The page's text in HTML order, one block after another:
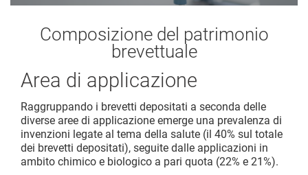
Composizione del patrimonio
brevettuale
Area di applicazione
Raggruppando i brevetti depositati a seconda delle
diverse aree di applicazione emerge una prevalenza di
invenzioni legate al tema della salute (il 40% sul totale
dei brevetti depositati), seguite dalle applicazioni in
ambito chimico e biologico a pari quota (22% e 21%).